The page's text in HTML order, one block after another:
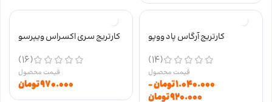
کارتریج آرگاس پاد ووپو
(14)
۱.۰۴۰.۰۰۰تومان–
۹۲۰.۰۰۰تومان
کارتریج سری اکسراس ویپرسو
(16)
۹۷۰.۰۰۰تومان